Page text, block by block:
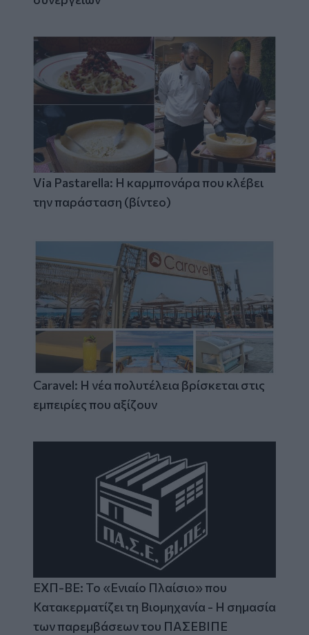
Via Pastarella: Η καρμπονάρα που κλέβει
την παράσταση (βίντεο)
Caravel: Η νέα πολυτέλεια βρίσκεται στις
εμπειρίες που αξίζουν
ΕΧΠ-ΒΕ: Το «Ενιαίο Πλαίσιο» που
Κατακερματίζει τη Βιομηχανία - Η σημασία
των παρεμβάσεων του ΠΑΣΕΒΙΠΕ